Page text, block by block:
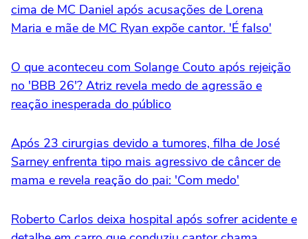
cima de MC Daniel após acusações de Lorena
Maria e mãe de MC Ryan expõe cantor. 'É falso'
O que aconteceu com Solange Couto após rejeição
no 'BBB 26'? Atriz revela medo de agressão e
reação inesperada do público
Após 23 cirurgias devido a tumores, filha de José
Sarney enfrenta tipo mais agressivo de câncer de
mama e revela reação do pai: 'Com medo'
Roberto Carlos deixa hospital após sofrer acidente e